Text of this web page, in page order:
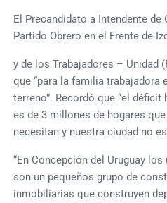
El Precandidato a Intendente
Partido Obrero en el Frente de
y de los Trabajadores – Unidad
que “para la familia trabajadora
terreno”. Recordó que “el
es de 3 millones de hogares
necesitan y nuestra ciudad no
“En Concepción del Uruguay
son un pequeños grupo de
inmobiliarias que construyen